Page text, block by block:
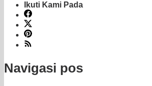
Ikuti Kami Pada
Navigasi pos